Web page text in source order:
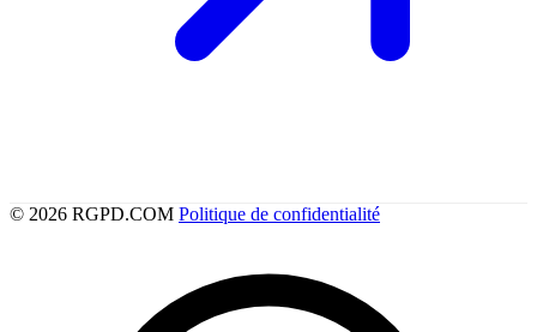
© 2026 RGPD.COM Politique de confidentialité